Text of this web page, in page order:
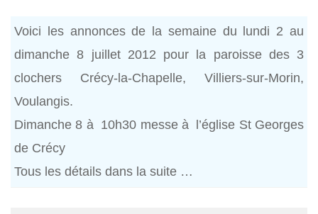
Voici les annonces de la semaine du lundi 2 au
dimanche 8 juillet 2012 pour la paroisse des 3
clochers Crécy-la-Chapelle, Villiers-sur-Morin,
Voulangis.
Dimanche 8 à 10h30 messe à l’église St Georges
de Crécy
Tous les détails dans la suite …